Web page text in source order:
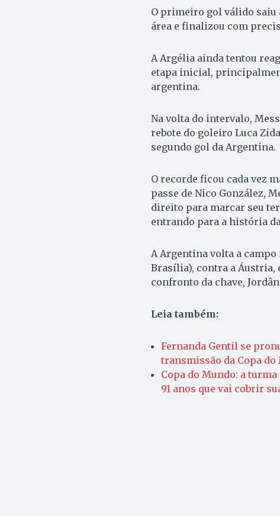
O primeiro gol válido saiu
área e finalizou com
A Argélia ainda tentou
etapa inicial,
argentina.
Na volta do intervalo,
rebote do goleiro Luca
segundo gol da Argentina.
O recorde ficou cada vez
passe de Nico González,
direito para marcar seu
entrando para a história
A Argentina volta a
Brasília), contra a Áustria,
confronto da chave,
Leia também:
Fernanda Gentil se
transmissão da Copa do
Copa do Mundo: a
91 anos que vai cobrir